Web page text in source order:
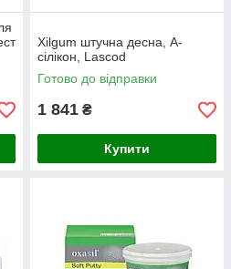
Xilgum штучна десна, А-
сілікон, Lascod
Готово до відправки
1 841 ₴
Купити